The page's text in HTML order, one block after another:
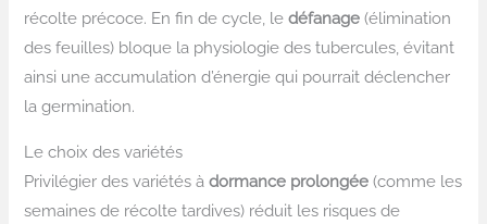
récolte précoce. En fin de cycle, ledéfanage (élimination
des feuilles) bloque la physiologie des tubercules, évitant
ainsi une accumulation d’énergie qui pourrait déclencher
la germination.
Le choix des variétés
Privilégier des variétés àdormance prolongée (comme les
semaines de récolte tardives) réduit les risques de